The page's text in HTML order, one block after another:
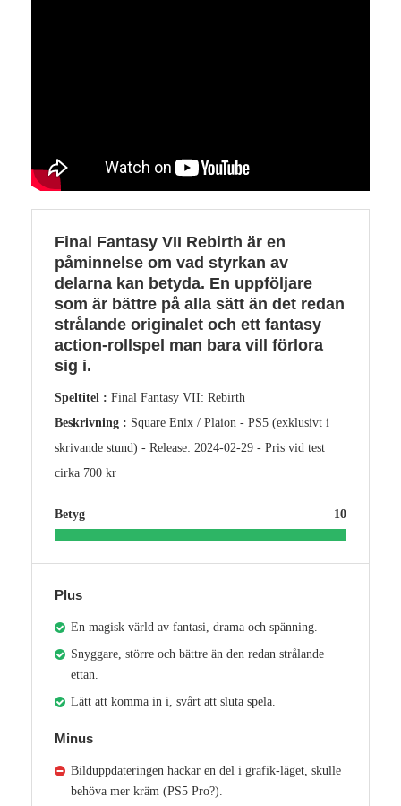
Final Fantasy VII Rebirth är en
påminnelse om vad styrkan av
delarna kan betyda. En uppföljare
som är bättre på alla sätt än det redan
strålande originalet och ett fantasy
action-rollspel man bara vill förlora
sig i.
Speltitel : Final Fantasy VII: Rebirth
Beskrivning : Square Enix / Plaion - PS5 (exklusivt i
skrivande stund) - Release: 2024-02-29 - Pris vid test
cirka 700 kr
Betyg 10
Plus
En magisk värld av fantasi, drama och spänning.
Snyggare, större och bättre än den redan strålande
ettan.
Lätt att komma in i, svårt att sluta spela.
Minus
Bilduppdateringen hackar en del i grafik-läget, skulle
behöva mer kräm (PS5 Pro?).